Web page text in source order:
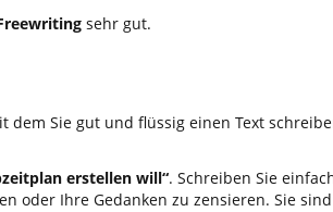
sehr gut.
Sie gut und flüssig einen Text
erstellen will“. Schreiben Sie
oder Ihre Gedanken zu zensieren. Sie